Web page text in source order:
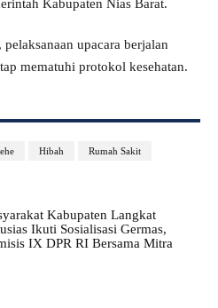
Kabupaten Nias Barat.
upacara berjalan
mematuhi protokol kesehatan.
Hibah Rumah Sakit
Kabupaten Langkat
Ikuti Sosialisasi Germas,
IX DPR RI Bersama Mitra